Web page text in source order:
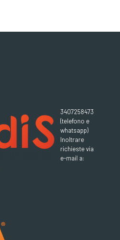
3407258473
(telefono e
whatsapp)
Inoltrare
richieste via
e-mail a: